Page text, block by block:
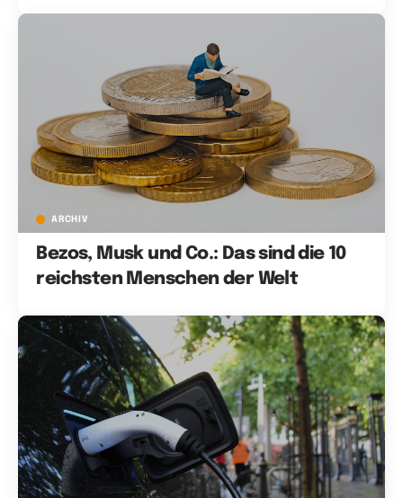
ARCHIV
Bezos, Musk und Co.: Das sind die 10
reichsten Menschen der Welt